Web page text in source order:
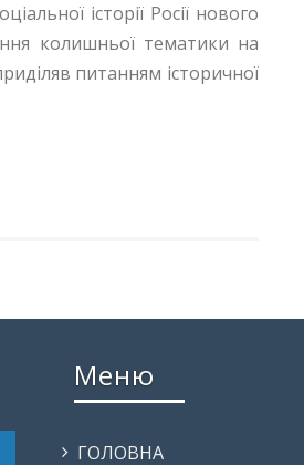
історії Росії нового
колишньої тематики на
питанням історичної
Меню
ГОЛОВНА